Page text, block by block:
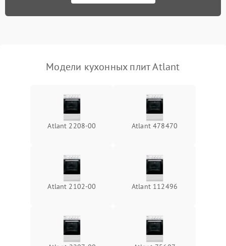
Модели кухонных плит Atlant
Atlant 2208-00 Atlant 478470
Atlant 2102-00 Atlant 112496